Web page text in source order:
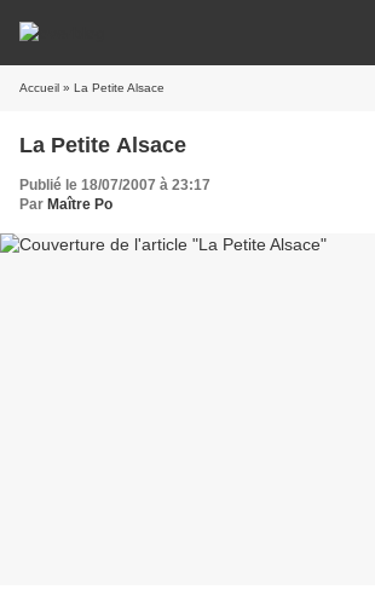
Accueil » La Petite Alsace
La Petite Alsace
Publié le 18/07/2007 à 23:17
Par Maître Po